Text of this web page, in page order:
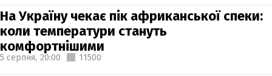
На Україну чекає пік африканської спеки:
коли температури стануть
комфортнішими
5 серпня, 20:00 11500